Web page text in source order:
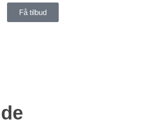
Få tilbud